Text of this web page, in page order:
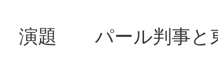
演題 パール判事と